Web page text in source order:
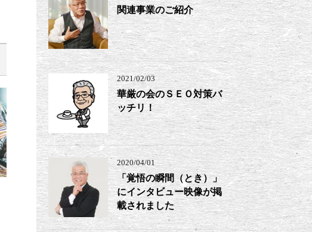
関連事業のご紹介
2021/02/03
華厳の会のＳＥＯ対策バ
ッチリ！
2020/04/01
「覚悟の瞬間（とき）」
にインタビュー映像が掲
載されました